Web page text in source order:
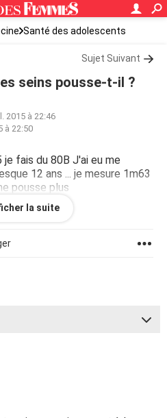
Santé des adolescents
Sujet Suivant
seins pousse-t-il ?
2015 à 22:46
à 22:50
fais du 80B J'ai eu me
12 ans ... je mesure 1m63
pousse plus
font du D ou E )
de grossir ?
la suite